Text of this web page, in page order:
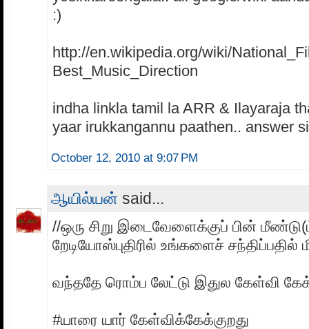
:)
http://en.wikipedia.org/wiki/
Best_Music_Direction
indha linkla tamil la ARR & Ilayaraja
yaar irukkangannu paathen.. answer
October 12, 2010 at 9:07 PM
ஆயில்யன் said...
//ஒரு சிறு இடைவேளைக்குப் பின்
றேடியோஸ்புதிரில் உங்களைச் சந்திப்பதில்
வந்ததே ரொம்ப லேட்டு இதுல கேள்வி
#யாரை யார் கேள்விக்கேக்குறது